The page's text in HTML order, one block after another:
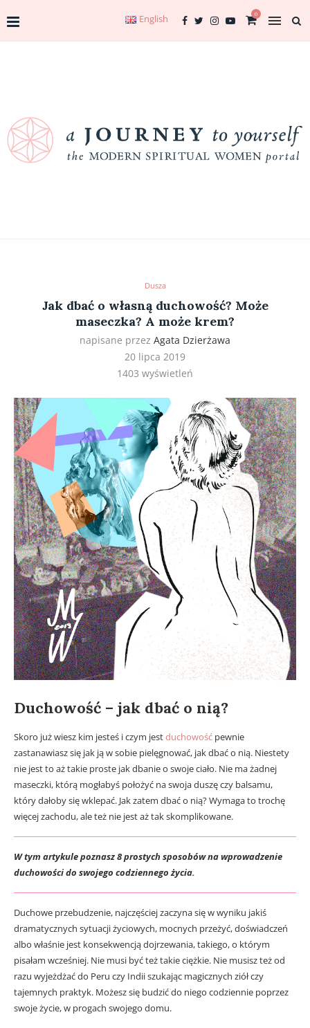
0
English
Dusza
Jak dbać o własną duchowość? Może
maseczka? A może krem?
napisane przez Agata Dzierżawa
20 lipca 2019
1403 wyświetleń
Duchowość – jak dbać o nią?
Skoro już wiesz kim jesteś i czym jestduchowość pewnie
zastanawiasz się jak ją w sobie pielęgnować, jak dbać o nią. Niestety
nie jest to aż takie proste jak dbanie o swoje ciało. Nie ma żadnej
maseczki, którą mogłabyś położyć na swoja duszę czy balsamu,
który dałoby się wklepać. Jak zatem dbać o nią? Wymaga to trochę
więcej zachodu, ale też nie jest aż tak skomplikowane.
W tym artykule poznasz 8 prostych sposobów na wprowadzenie
duchowości do swojego codziennego życia.
Duchowe przebudzenie, najczęściej zaczyna się w wyniku jakiś
dramatycznych sytuacji życiowych, mocnych przeżyć, doświadczeń
albo właśnie jest konsekwencją dojrzewania, takiego, o którym
pisałam wcześniej. Nie musi być też takie ciężkie. Nie musisz też od
razu wyjeżdżać do Peru czy Indii szukając magicznych ziół czy
tajemnych praktyk. Możesz się budzić do niego codziennie poprzez
swoje życie, w progach swojego domu.